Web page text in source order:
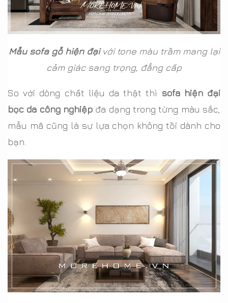
Mẫu sofa gỗ hiện đạivới tone màu trầm mang lại
cảm giác sang trọng, đẳng cấp
So với dòng chất liệu da thật thì sofa hiện đại
bọc da công nghiệp đa dạng trong từng màu sắc,
mẫu mã cũng là sự lựa chọn không tồi dành cho
bạn.